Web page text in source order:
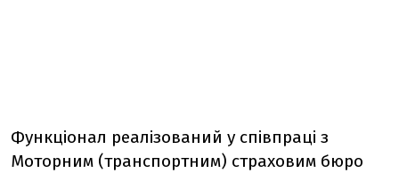
Функціонал реалізований у співпраці з
Моторним (транспортним) страховим бюро